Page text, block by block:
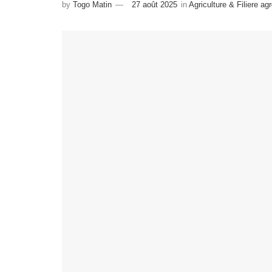
by Togo Matin 27 août 2025 in Agriculture & Filiere